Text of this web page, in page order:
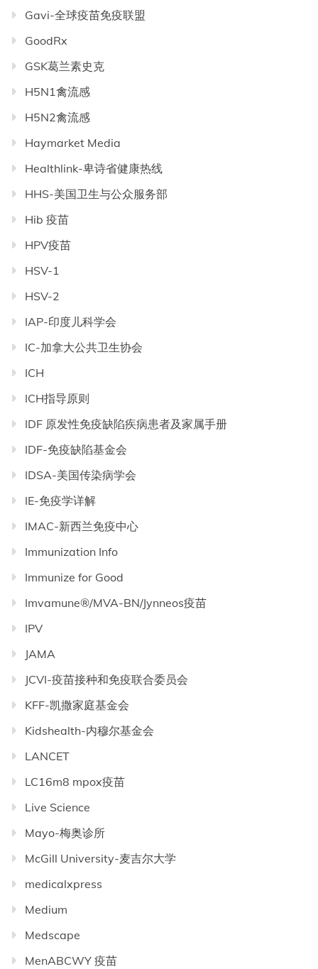
Gavi-全球疫苗免疫联盟
GoodRx
GSK葛兰素史克
H5N1禽流感
H5N2禽流感
Haymarket Media
Healthlink-卑诗省健康热线
HHS-美国卫生与公众服务部
Hib 疫苗
HPV疫苗
HSV-1
HSV-2
IAP-印度儿科学会
IC-加拿大公共卫生协会
ICH
ICH指导原则
IDF 原发性免疫缺陷疾病患者及家属手册
IDF-免疫缺陷基金会
IDSA-美国传染病学会
IE-免疫学详解
IMAC-新西兰免疫中心
Immunization Info
Immunize for Good
Imvamune®/MVA-BN/Jynneos疫苗
IPV
JAMA
JCVI-疫苗接种和免疫联合委员会
KFF-凯撒家庭基金会
Kidshealth-内穆尔基金会
LANCET
LC16m8 mpox疫苗
Live Science
Mayo-梅奥诊所
McGill University-麦吉尔大学
medicalxpress
Medium
Medscape
MenABCWY 疫苗